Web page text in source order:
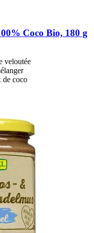
Coco Bio, 180 g
veloutée
de coco